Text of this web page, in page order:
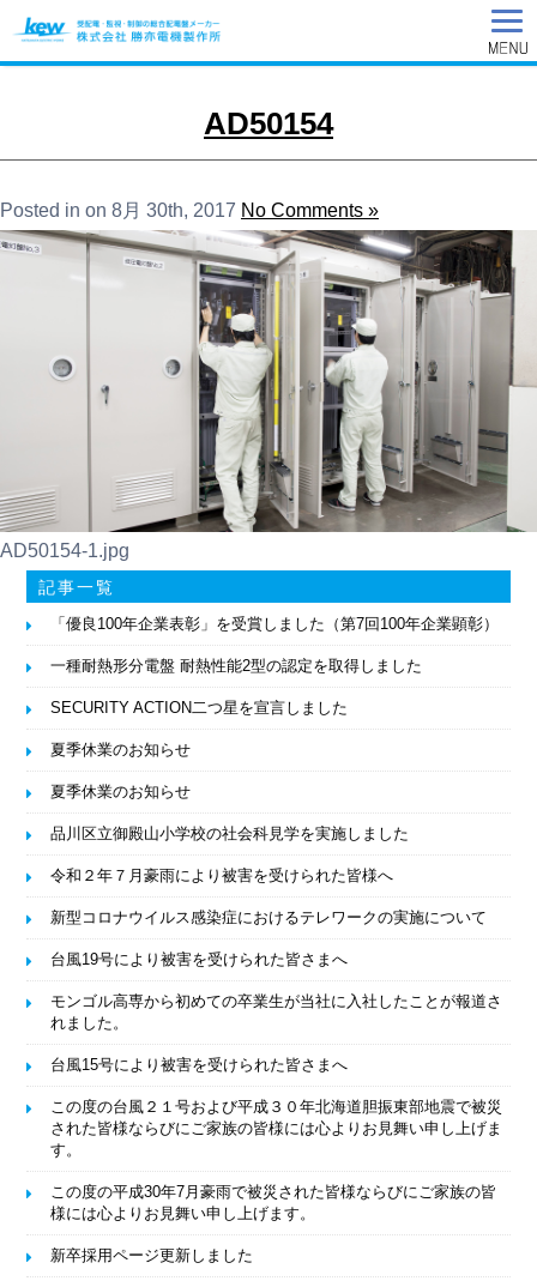
AD50154
Posted in on 8月 30th, 2017 No Comments »
AD50154-1.jpg
記事一覧
「優良100年企業表彰」を受賞しました（第7回100年企業顕彰）
一種耐熱形分電盤 耐熱性能2型の認定を取得しました
SECURITY ACTION二つ星を宣言しました
夏季休業のお知らせ
夏季休業のお知らせ
品川区立御殿山小学校の社会科見学を実施しました
令和２年７月豪雨により被害を受けられた皆様へ
新型コロナウイルス感染症におけるテレワークの実施について
台風19号により被害を受けられた皆さまへ
モンゴル高専から初めての卒業生が当社に入社したことが報道さ
れました。
台風15号により被害を受けられた皆さまへ
この度の台風２１号および平成３０年北海道胆振東部地震で被災
された皆様ならびにご家族の皆様には心よりお見舞い申し上げま
す。
この度の平成30年7月豪雨で被災された皆様ならびにご家族の皆
様には心よりお見舞い申し上げます。
新卒採用ページ更新しました